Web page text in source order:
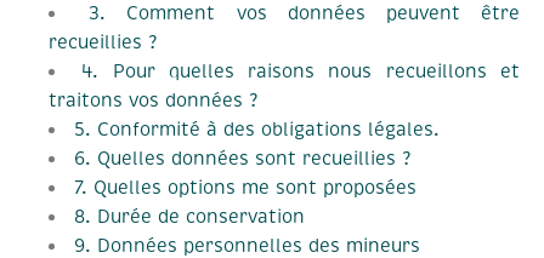
3. Comment vos données peuvent être
recueillies ?
4. Pour quelles raisons nous recueillons et
traitons vos données ?
5. Conformité à des obligations légales.
6. Quelles données sont recueillies ?
7. Quelles options me sont proposées
8. Durée de conservation
9. Données personnelles des mineurs